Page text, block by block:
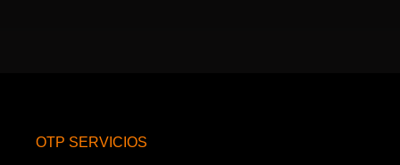
OTP SERVICIOS